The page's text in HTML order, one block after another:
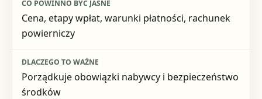
Cena, etapy wpłat, warunki płatności, rachunek
powierniczy
Porządkuje obowiązki nabywcy i bezpieczeństwo
środków